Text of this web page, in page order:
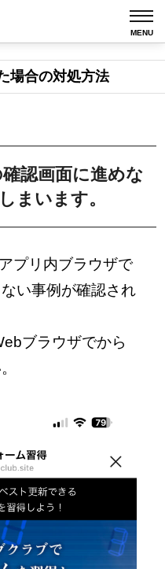
MENU
場合の対処方法
認画面に進めな
まいます。
プリ内ブラウザで
い事例が確認され
ブラウザでから